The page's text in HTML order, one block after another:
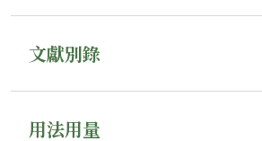
文獻別錄
用法用量